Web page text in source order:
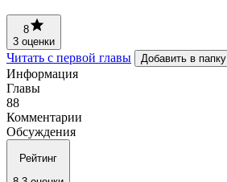
8
3 оценки
Читать с первой главы Добавить в папку
Информация
Главы
88
Комментарии
Обсуждения
Рейтинг